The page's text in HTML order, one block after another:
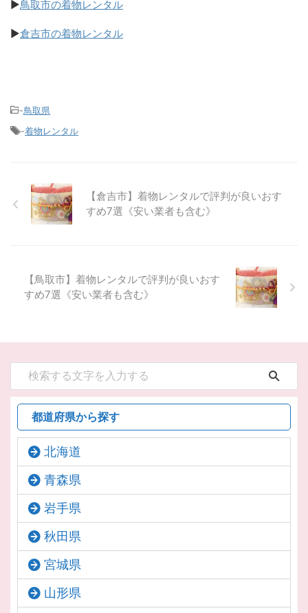
▶鳥取市の着物レンタル
▶倉吉市の着物レンタル
-鳥取県
-着物レンタル
【倉吉市】着物レンタルで評判が良いおす
すめ7選《安い業者も含む》
【鳥取市】着物レンタルで評判が良いおす
すめ7選《安い業者も含む》
都道府県から探す
北海道
青森県
岩手県
秋田県
宮城県
山形県